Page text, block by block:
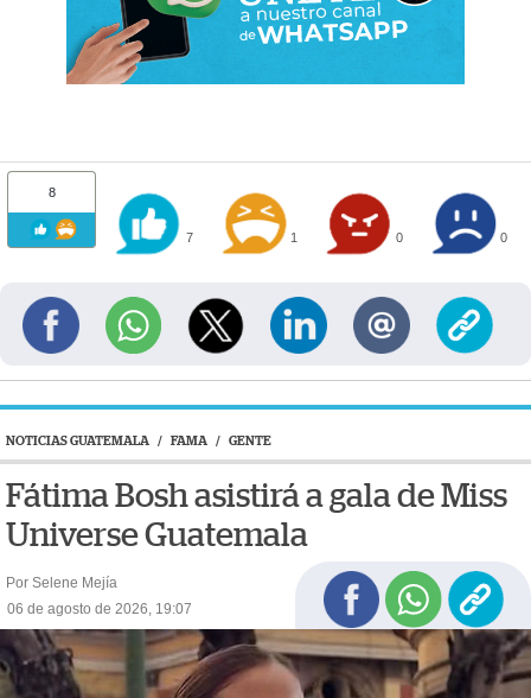
8
7 1 0 0
NOTICIAS GUATEMALA / FAMA / GENTE
Fátima Bosh asistirá a gala de Miss
Universe Guatemala
Por Selene Mejía
06 de agosto de 2026, 19:07